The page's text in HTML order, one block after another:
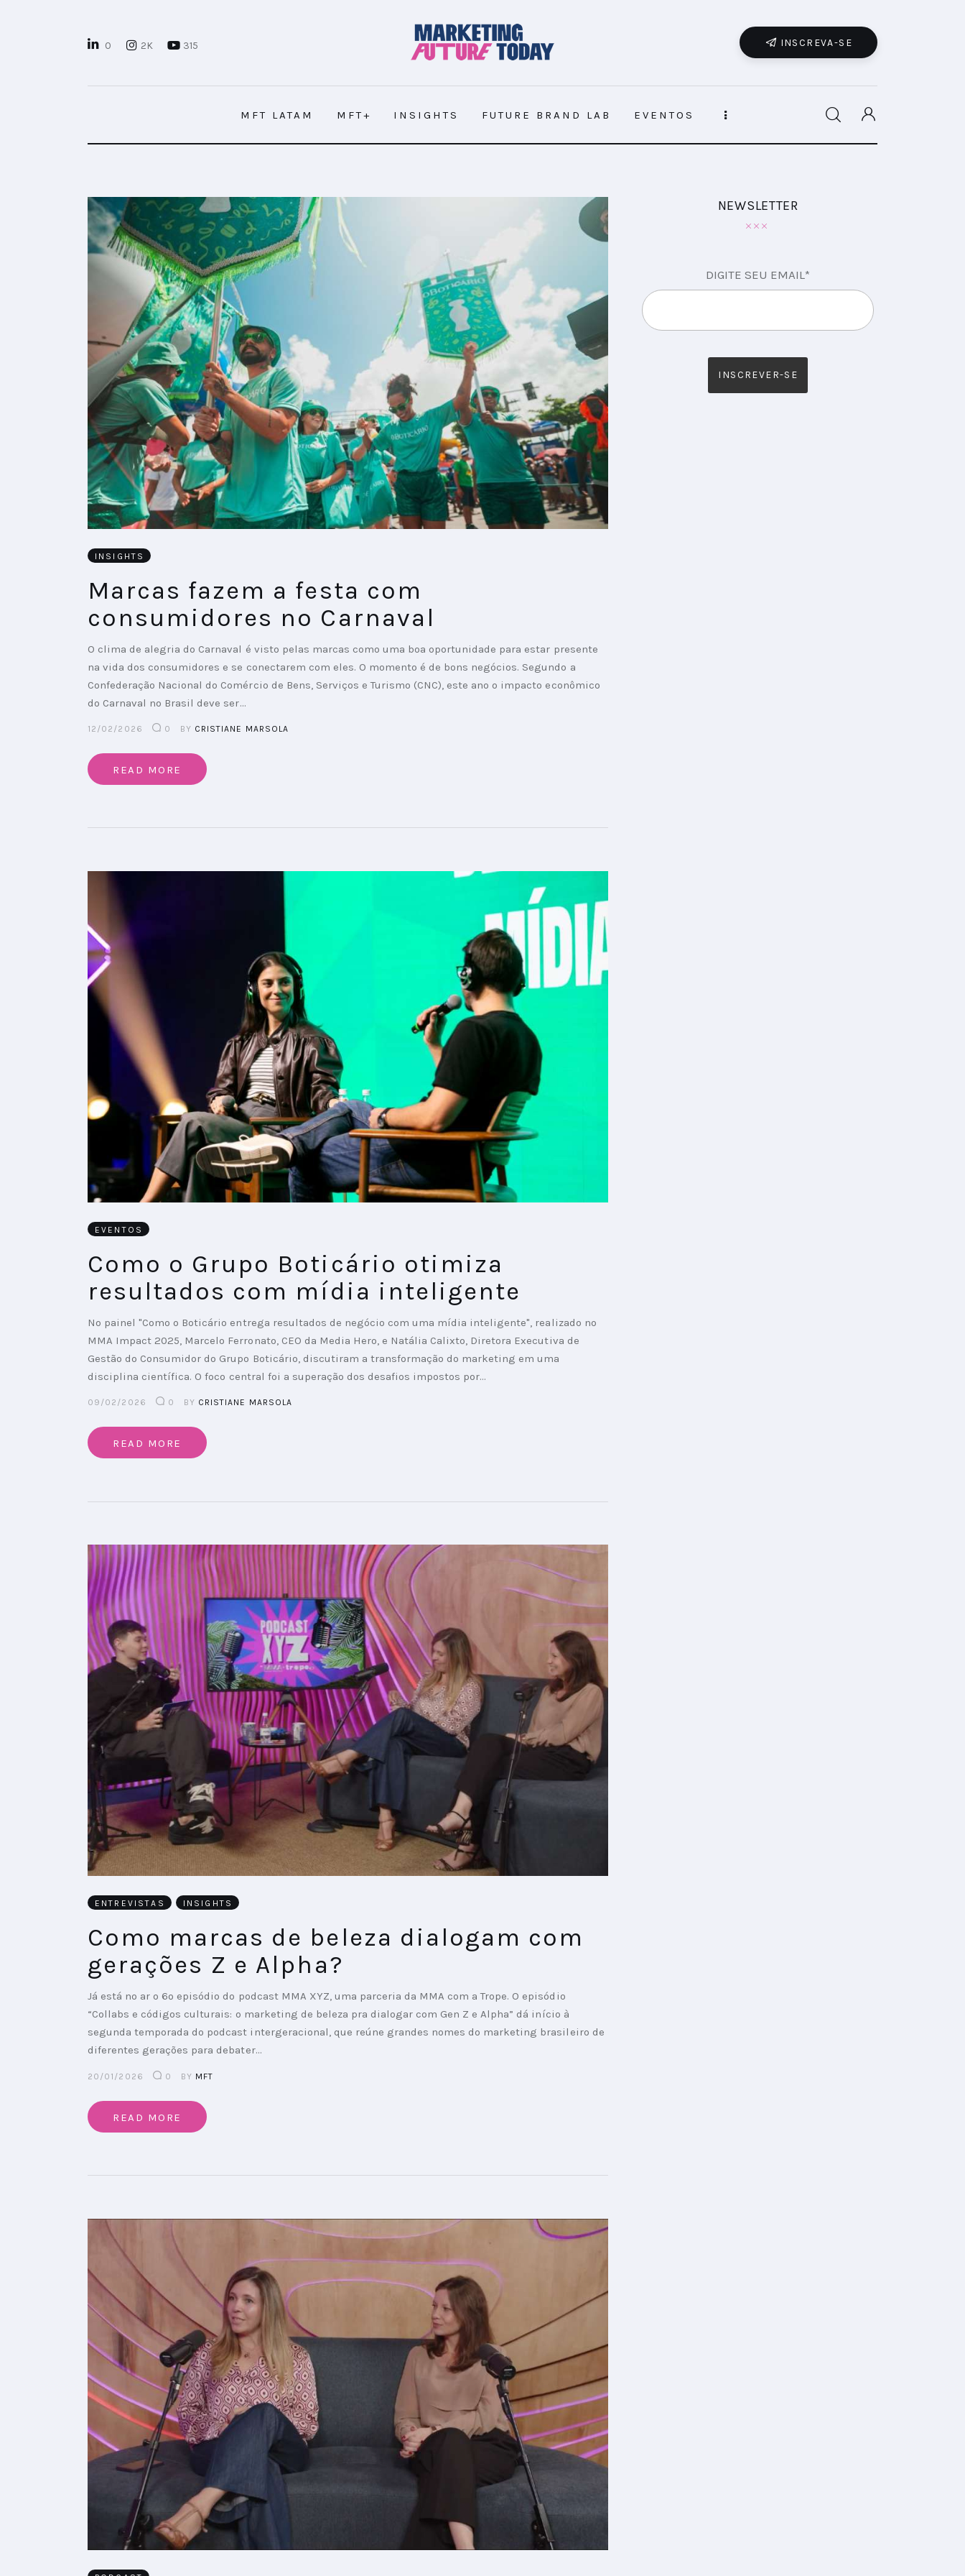
0 2K 315 INSCREVA-SE
MFT LATAM MFT+ INSIGHTS FUTURE BRAND LAB EVENTOS
INSIGHTS
Marcas fazem a festa com
consumidores no Carnaval
O clima de alegria do Carnaval é visto pelas marcas como uma boa oportunidade para estar presente
na vida dos consumidores e se conectarem com eles. O momento é de bons negócios. Segundo a
Confederação Nacional do Comércio de Bens, Serviços e Turismo (CNC), este ano o impacto econômico
do Carnaval no Brasil deve ser…
12/02/2026 0 BY CRISTIANE MARSOLA
READ MORE
EVENTOS
Como o Grupo Boticário otimiza
resultados com mídia inteligente
No painel "Como o Boticário entrega resultados de negócio com uma mídia inteligente", realizado no
MMA Impact 2025, Marcelo Ferronato, CEO da Media Hero, e Natália Calixto, Diretora Executiva de
Gestão do Consumidor do Grupo Boticário, discutiram a transformação do marketing em uma
disciplina científica. O foco central foi a superação dos desafios impostos por…
09/02/2026 0 BY CRISTIANE MARSOLA
READ MORE
ENTREVISTAS INSIGHTS
Como marcas de beleza dialogam com
gerações Z e Alpha?
Já está no ar o 6º episódio do podcast MMA XYZ, uma parceria da MMA com a Trope. O episódio
“Collabs e códigos culturais: o marketing de beleza pra dialogar com Gen Z e Alpha” dá início à
segunda temporada do podcast intergeracional, que reúne grandes nomes do marketing brasileiro de
diferentes gerações para debater…
20/01/2026 0 BY MFT
READ MORE
NEWSLETTER
DIGITE SEU EMAIL*